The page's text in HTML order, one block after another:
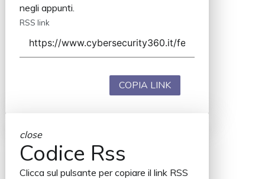
negli appunti.
RSS link
COPIA LINK
close
Codice Rss
Clicca sul pulsante per copiare il link RSS